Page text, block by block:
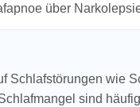
über
Schlafstörungen wie
sind